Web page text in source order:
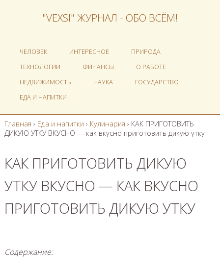
"VEXSI" ЖУРНАЛ - ОБО ВСЁМ!
ЧЕЛОВЕК ИНТЕРЕСНОЕ
ПРИРОДА
ТЕХНОЛОГИИ
ФИНАНСЫ
О РАБОТЕ
НЕДВИЖИМОСТЬ
НАУКА
ГОСУДАРСТВО
ЕДА И НАПИТКИ
Главная › Еда и напитки › Кулинария › КАК ПРИГОТОВИТЬ
ДИКУЮ УТКУ ВКУСНО — как вкусно приготовить дикую утку
КАК ПРИГОТОВИТЬ ДИКУЮ
УТКУ ВКУСНО — КАК ВКУСНО
ПРИГОТОВИТЬ ДИКУЮ УТКУ
Содержание: